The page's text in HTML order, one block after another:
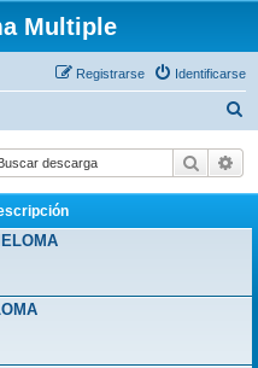
Multiple
Identificarse
Registrarse
c
Buscar